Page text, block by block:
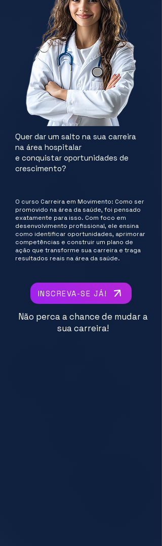
Quer dar um salto na sua carreira
na área hospitalar
e conquistar oportunidades de
crescimento?
O curso Carreira em Movimento: Como ser
promovido na área da saúde, foi pensado
exatamente para isso. Com foco em
desenvolvimento profissional, ele ensina
como identificar oportunidades, aprimorar
competências e construir um plano de
ação que transforme sua carreira e traga
resultados reais na área da saúde.
INSCREVA-SE JÁ!
Não perca a chance de mudar a
sua carreira!